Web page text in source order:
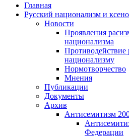
Главная
Русский национализм и
Новости
Проявления
национализма
Противодействие
национализму
Нормотворчество
Мнения
Публикации
Документы
Архив
Антисемитизм
Федерации